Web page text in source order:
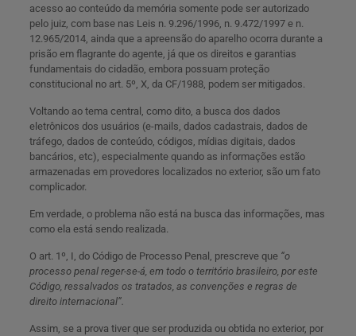
acesso ao conteúdo da memória somente pode ser autorizado
pelo juiz, com base nas Leis n. 9.296/1996, n. 9.472/1997 e n.
12.965/2014, ainda que a apreensão do aparelho ocorra durante a
prisão em flagrante do agente, já que os direitos e garantias
fundamentais do cidadão, embora possuam proteção
constitucional no art. 5º, X, da CF/1988, podem ser mitigados.
Voltando ao tema central, como dito, a busca dos dados
eletrônicos dos usuários (e-mails, dados cadastrais, dados de
tráfego, dados de conteúdo, códigos, mídias digitais, dados
bancários, etc), especialmente quando as informações estão
armazenadas em provedores localizados no exterior, são um fato
complicador.
Em verdade, o problema não está na busca das informações, mas
como ela está sendo realizada.
O art. 1º, I, do Código de Processo Penal, prescreve que “o
processo penal reger-se-á, em todo o território brasileiro, por este
Código, ressalvados os tratados, as convenções e regras de
direito internacional”.
Assim, se a prova tiver que ser produzida ou obtida no exterior, por